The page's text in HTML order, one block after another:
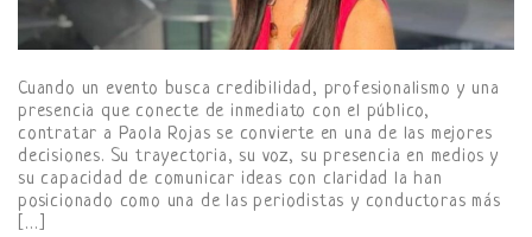
Cuando un evento busca credibilidad, profesionalismo y una
presencia que conecte de inmediato con el público,
contratar a Paola Rojas se convierte en una de las mejores
decisiones. Su trayectoria, su voz, su presencia en medios y
su capacidad de comunicar ideas con claridad la han
posicionado como una de las periodistas y conductoras más
[…]